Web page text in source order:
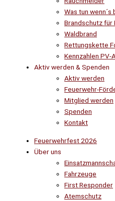
Was tun wenn´s
Brandschutz für
Waldbrand
Rettungskette
Kennzahlen PV-
Aktiv werden & Spenden
Aktiv werden
Feuerwehr-
Mitglied werden
Spenden
Kontakt
Feuerwehrfest 2026
Über uns
Fahrzeuge
First Responder
Atemschutz